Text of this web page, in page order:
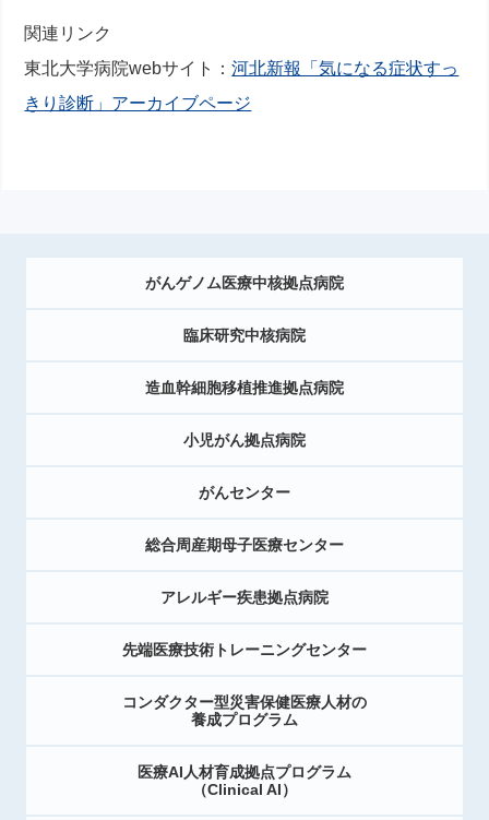
関連リンク
東北大学病院webサイト：河北新報「気になる症状すっ
きり診断」アーカイブページ
がんゲノム医療中核拠点病院
臨床研究中核病院
造血幹細胞移植推進拠点病院
小児がん拠点病院
がんセンター
総合周産期母子医療センター
アレルギー疾患拠点病院
先端医療技術トレーニングセンター
コンダクター型災害保健医療人材の
養成プログラム
医療AI人材育成拠点プログラム
（Clinical AI）